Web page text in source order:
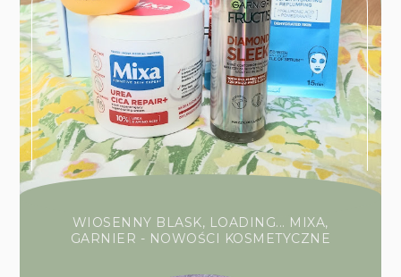
WIOSENNY BLASK, LOADING... MIXA,
GARNIER - NOWOŚCI KOSMETYCZNE